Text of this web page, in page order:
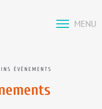
MENU
ÉVÉNEMENTS